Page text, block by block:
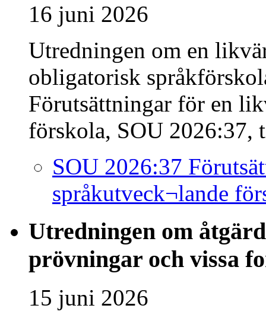
16 juni 2026
Utredningen om en
obligatorisk
Förutsättningar för en
förskola, SOU 2026:37,
SOU 2026:37
språkutveck¬lande
Utredningen om
prövningar och vissa
15 juni 2026